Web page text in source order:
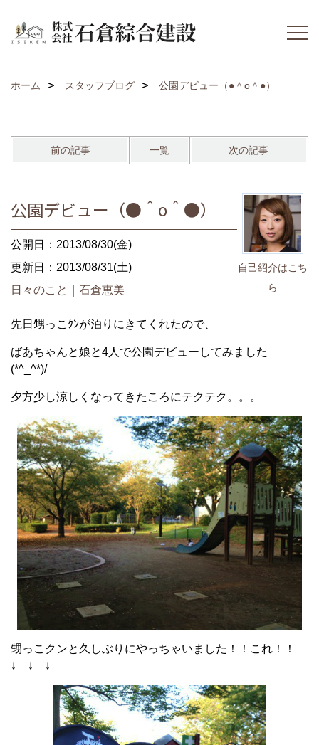
ホーム スタッフブログ 公園デビュー（●＾o＾●）
前の記事 一覧 次の記事
自己紹介はこち
ら
公園デビュー（●＾o＾●）
公開日：2013/08/30(金)
更新日：2013/08/31(土)
日々のこと
石倉恵美
先日甥っこｸﾝが泊りにきてくれたので、
ばあちゃんと娘と4人で公園デビューしてみました
(*^_^*)/
夕方少し涼しくなってきたころにテクテク。。。
甥っこクンと久しぶりにやっちゃいました！！これ！！
↓ ↓ ↓